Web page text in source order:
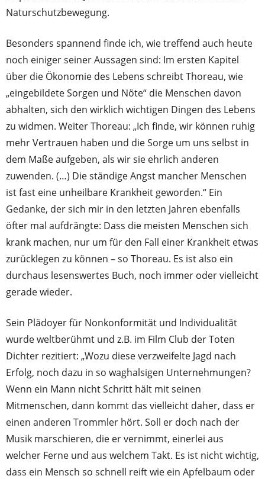
Naturschutzbewegung.
Besonders spannend finde ich, wie treffend auch heute
noch einiger seiner Aussagen sind: Im ersten Kapitel
über die Ökonomie des Lebens schreibt Thoreau, wie
„eingebildete Sorgen und Nöte“ die Menschen davon
abhalten, sich den wirklich wichtigen Dingen des Lebens
zu widmen. Weiter Thoreau: „Ich finde, wir können ruhig
mehr Vertrauen haben und die Sorge um uns selbst in
dem Maße aufgeben, als wir sie ehrlich anderen
zuwenden. (…) Die ständige Angst mancher Menschen
ist fast eine unheilbare Krankheit geworden.“ Ein
Gedanke, der sich mir in den letzten Jahren ebenfalls
öfter mal aufdrängte: Dass die meisten Menschen sich
krank machen, nur um für den Fall einer Krankheit etwas
zurücklegen zu können – so Thoreau. Es ist also ein
durchaus lesenswertes Buch, noch immer oder vielleicht
gerade wieder.
Sein Plädoyer für Nonkonformität und Individualität
wurde weltberühmt und z.B. im Film Club der Toten
Dichter rezitiert: „Wozu diese verzweifelte Jagd nach
Erfolg, noch dazu in so waghalsigen Unternehmungen?
Wenn ein Mann nicht Schritt hält mit seinen
Mitmenschen, dann kommt das vielleicht daher, dass er
einen anderen Trommler hört. Soll er doch nach der
Musik marschieren, die er vernimmt, einerlei aus
welcher Ferne und aus welchem Takt. Es ist nicht wichtig,
dass ein Mensch so schnell reift wie ein Apfelbaum oder